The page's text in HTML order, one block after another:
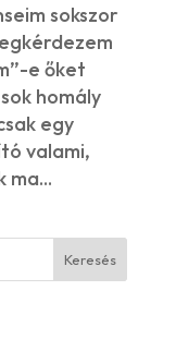
sokszor
e őket
homály
egy
valami,
ma...